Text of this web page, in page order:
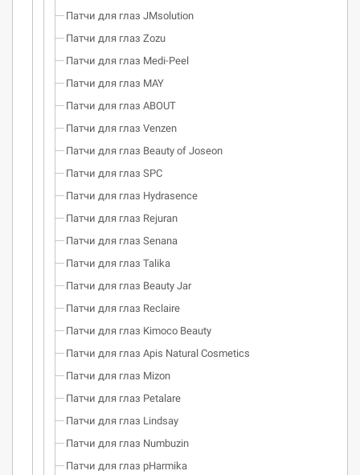
Патчи для глаз JMsolution
Патчи для глаз Zozu
Патчи для глаз Medi-Peel
Патчи для глаз MAY
Патчи для глаз ABOUT
Патчи для глаз Venzen
Патчи для глаз Beauty of Joseon
Патчи для глаз SPC
Патчи для глаз Hydrasence
Патчи для глаз Rejuran
Патчи для глаз Senana
Патчи для глаз Talika
Патчи для глаз Beauty Jar
Патчи для глаз Reclaire
Патчи для глаз Kimoco Beauty
Патчи для глаз Apis Natural Cosmetics
Патчи для глаз Mizon
Патчи для глаз Petalare
Патчи для глаз Lindsay
Патчи для глаз Numbuzin
Патчи для глаз pHarmika